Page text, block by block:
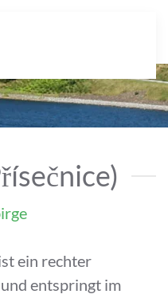
ein rechter
entspringt im